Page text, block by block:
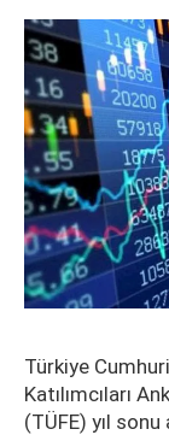
Türkiye
Katılımcıları
(TÜFE) yıl